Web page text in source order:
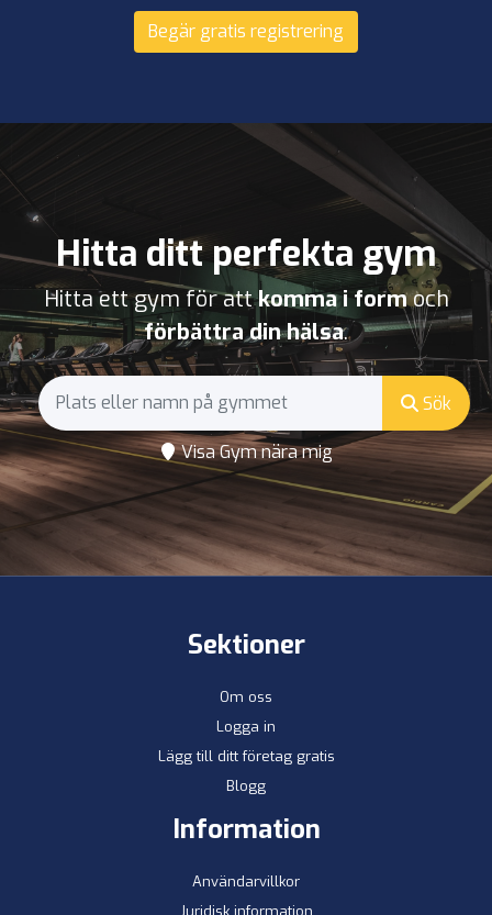
Begär gratis registrering
Hitta ditt perfekta gym
Hitta ett gym för attkomma i formoch
förbättra din hälsa.
Sök
Visa Gym nära mig
Sektioner
Om oss
Logga in
Lägg till ditt företag gratis
Blogg
Information
Användarvillkor
Juridisk information